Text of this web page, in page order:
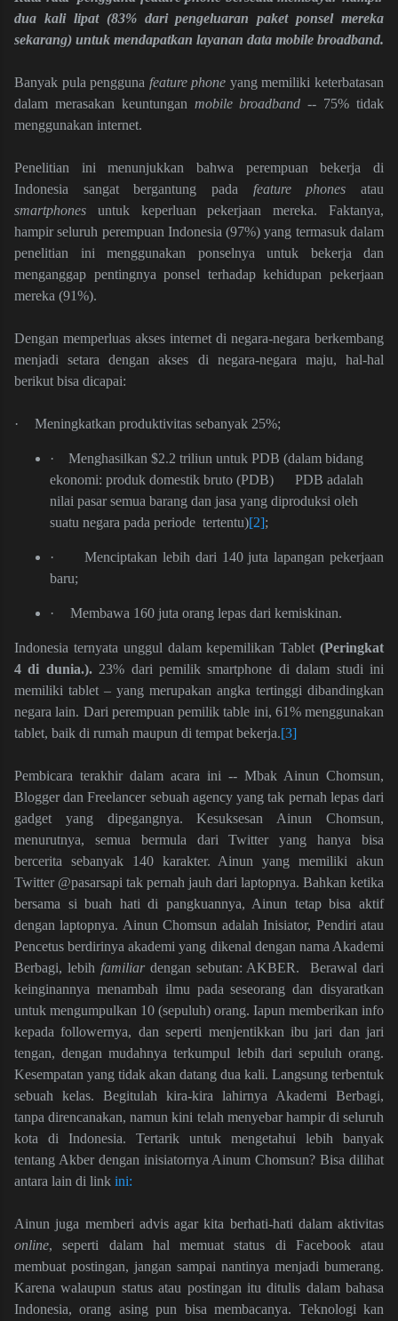
dua kali lipat (83% dari pengeluaran paket ponsel mereka
sekarang) untuk mendapatkan layanan data mobile broadband.
Banyak pula pengguna feature phone yang memiliki keterbatasan
dalam merasakan keuntungan mobile broadband -- 75% tidak
menggunakan internet.
Penelitian ini menunjukkan bahwa perempuan bekerja di
Indonesia sangat bergantung pada feature phones atau
smartphones untuk keperluan pekerjaan mereka. Faktanya,
hampir seluruh perempuan Indonesia (97%) yang termasuk dalam
penelitian ini menggunakan ponselnya untuk bekerja dan
menganggap pentingnya ponsel terhadap kehidupan pekerjaan
mereka (91%).
Dengan memperluas akses internet di negara-negara berkembang
menjadi setara dengan akses di negara-negara maju, hal-hal
berikut bisa dicapai:
· Meningkatkan produktivitas sebanyak 25%;
·
Menghasilkan $2.2 triliun untuk PDB (dalam bidang
ekonomi: produk domestik bruto (PDB) PDB adalah
nilai pasar semua barang dan jasa yang diproduksi oleh
suatu negara pada periode tertentu)[2];
·
Menciptakan lebih dari 140 juta lapangan pekerjaan
baru;
· Membawa 160 juta orang lepas dari kemiskinan.
Indonesia ternyata unggul dalam kepemilikan Tablet (Peringkat
4 di dunia.). 23% dari pemilik smartphone di dalam studi ini
memiliki tablet – yang merupakan angka tertinggi dibandingkan
negara lain. Dari perempuan pemilik table ini, 61% menggunakan
tablet, baik di rumah maupun di tempat bekerja.[3]
Pembicara terakhir dalam acara ini -- Mbak Ainun Chomsun,
Blogger dan Freelancer sebuah agency yang tak pernah lepas dari
gadget yang dipegangnya. Kesuksesan Ainun Chomsun,
menurutnya, semua bermula dari Twitter yang hanya bisa
bercerita sebanyak 140 karakter. Ainun yang memiliki akun
Twitter @pasarsapi tak pernah jauh dari laptopnya. Bahkan ketika
bersama si buah hati di pangkuannya, Ainun tetap bisa aktif
dengan laptopnya. Ainun Chomsun adalah Inisiator, Pendiri atau
Pencetus berdirinya akademi yang dikenal dengan nama Akademi
Berbagi, lebih familiar dengan sebutan: AKBER. Berawal dari
keinginannya menambah ilmu pada seseorang dan disyaratkan
untuk mengumpulkan 10 (sepuluh) orang. Iapun memberikan info
kepada followernya, dan seperti menjentikkan ibu jari dan jari
tengan, dengan mudahnya terkumpul lebih dari sepuluh orang.
Kesempatan yang tidak akan datang dua kali. Langsung terbentuk
sebuah kelas. Begitulah kira-kira lahirnya Akademi Berbagi,
tanpa direncanakan, namun kini telah menyebar hampir di seluruh
kota di Indonesia. Tertarik untuk mengetahui lebih banyak
tentang Akber dengan inisiatornya Ainum Chomsun? Bisa dilihat
antara lain di link ini:
Ainun juga memberi advis agar kita berhati-hati dalam aktivitas
online, seperti dalam hal memuat status di Facebook atau
membuat postingan, jangan sampai nantinya menjadi bumerang.
Karena walaupun status atau postingan itu ditulis dalam bahasa
Indonesia, orang asing pun bisa membacanya. Teknologi kan